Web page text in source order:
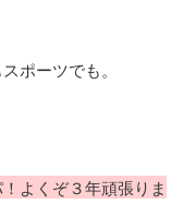
ポーツでも。
よくぞ３年頑張りま